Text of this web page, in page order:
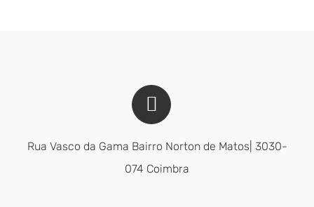
Rua Vasco da Gama Bairro Norton de Matos| 3030-
074 Coimbra